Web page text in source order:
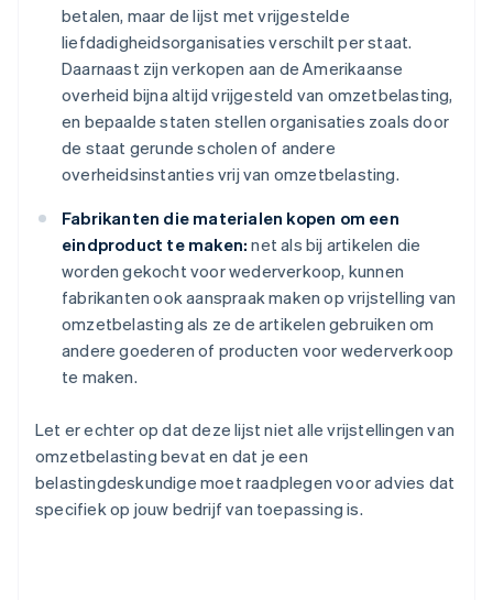
betalen, maar de lijst met vrijgestelde
liefdadigheidsorganisaties verschilt per staat.
Daarnaast zijn verkopen aan de Amerikaanse
overheid bijna altijd vrijgesteld van omzetbelasting,
en bepaalde staten stellen organisaties zoals door
de staat gerunde scholen of andere
overheidsinstanties vrij van omzetbelasting.
Fabrikanten die materialen kopen om een
eindproduct te maken: net als bij artikelen die
worden gekocht voor wederverkoop, kunnen
fabrikanten ook aanspraak maken op vrijstelling van
omzetbelasting als ze de artikelen gebruiken om
andere goederen of producten voor wederverkoop
te maken.
Let er echter op dat deze lijst niet alle vrijstellingen van
omzetbelasting bevat en dat je een
belastingdeskundige moet raadplegen voor advies dat
specifiek op jouw bedrijf van toepassing is.